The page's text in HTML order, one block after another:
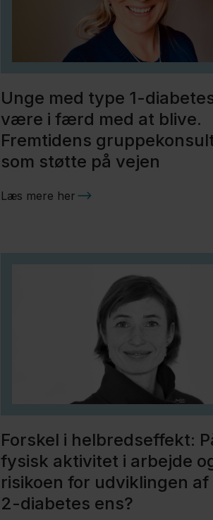
Unge med type 1-
være i færd med at blive.
Fremtidens
som støtte på vejen
Læs mere her
Forskel i helbredseffekt:
fysisk aktivitet i arbejde
risikoen for udviklingen
2-diabetes ens?